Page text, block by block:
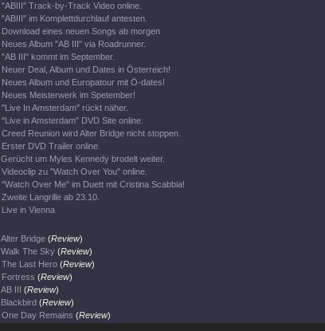
"ABIII" Track-by-Track Video online.
"ABIII" im Komplettdurchlauf antesten.
Download eines neuen Songs ab morgen
Neues Album "AB III" via Roadrunner.
"AB III" kommt im September.
Neuer Deal, Album und Dates in Österreich!
Neues Album und Europatour mit Ö-dates!
Neues Meisterwerk im Spetember!
"Live In Amsterdam" rückt näher.
"Live in Amsterdam" DVD Site online.
Creed Reunion wird Alter Bridge nicht stoppen.
Erster DVD Trailer online.
Gerücht um Myles Kennedy brodelt weiter.
Videoclip zu "Watch Over You" online.
"Watch Over Me" im Duett mit Cristina Scabbia!
Zweite Langrille ab 23.10.
Live in Vienna
Alter Bridge (Review)
Walk The Sky (Review)
The Last Hero (Review)
Fortress (Review)
AB III (Review)
Blackbird (Review)
One Day Remains (Review)